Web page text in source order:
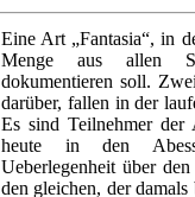
Eine Art „Fantasia“, in
Menge aus allen
dokumentieren soll.
darüber, fallen in der
Es sind Teilnehmer der
heute in den
Ueberlegenheit über
den gleichen, der